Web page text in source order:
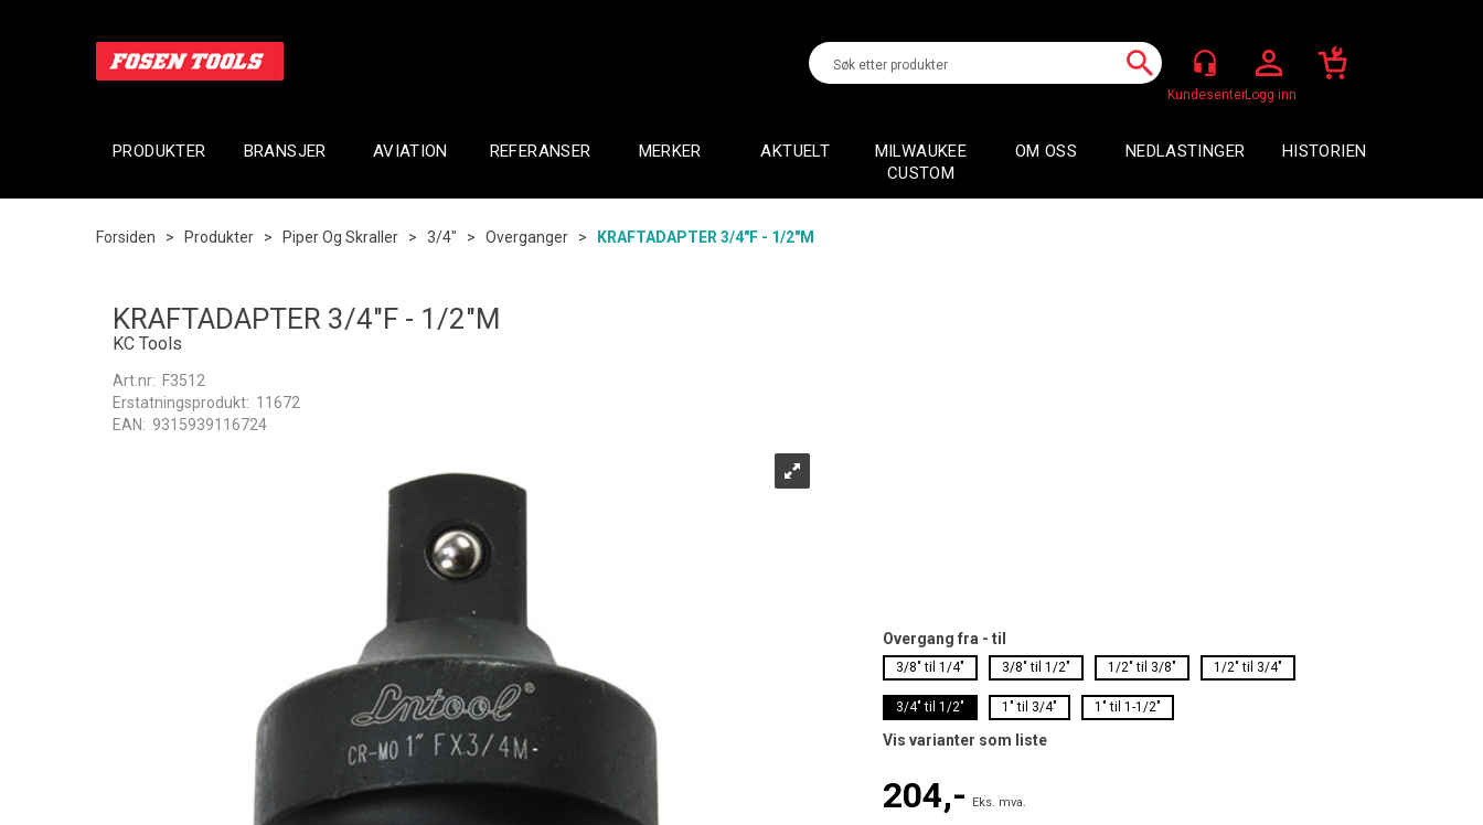
Logg inn
PRODUKTER BRANSJER AVIATION REFERANSER MERKER AKTUELT
MILWAUKEE
CUSTOM
OM OSS NEDLASTINGER HISTORIEN
Forsiden > Produkter > Piper Og Skraller > 3/4" > Overganger > KRAFTADAPTER 3/4"F - 1/2"M
KRAFTADAPTER 3/4"F - 1/2"M
KC Tools
Art.nr: F3512
Erstatningsprodukt: 11672
EAN: 9315939116724
Overgang fra - til
3/8" til 1/4" 3/8" til 1/2" 1/2" til 3/8" 1/2" til 3/4"
3/4" til 1/2" 1" til 3/4" 1" til 1-1/2"
Vis varianter som liste
204,- Eks. mva.